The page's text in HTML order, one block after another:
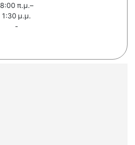
8:00 π.μ.–
1:30 μ.μ.
-